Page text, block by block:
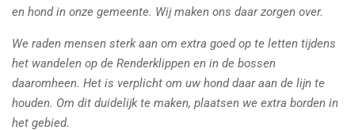
en hond in onze gemeente. Wij maken ons daar zorgen over.
We raden mensen sterk aan om extra goed op te letten tijdens
het wandelen op de Renderklippen en in de bossen
daaromheen. Het is verplicht om uw hond daar aan de lijn te
houden. Om dit duidelijk te maken, plaatsen we extra borden in
het gebied.